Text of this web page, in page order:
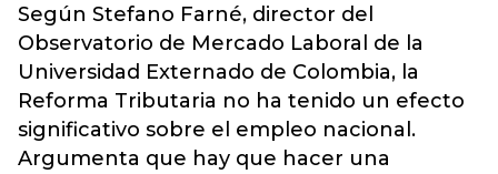
Según Stefano Farné, director del
Observatorio de Mercado Laboral de la
Universidad Externado de Colombia, la
Reforma Tributaria no ha tenido un efecto
significativo sobre el empleo nacional.
Argumenta que hay que hacer una